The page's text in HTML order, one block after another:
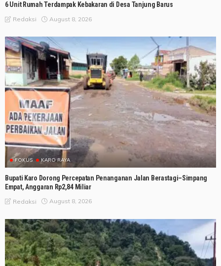
6 Unit Rumah Terdampak Kebakaran di Desa Tanjung Barus
Redaksi August 8, 2026
FOKUS KARO RAYA
Bupati Karo Dorong Percepatan Penanganan Jalan Berastagi–Simpang
Empat, Anggaran Rp2,84 Miliar
Redaksi August 8, 2026